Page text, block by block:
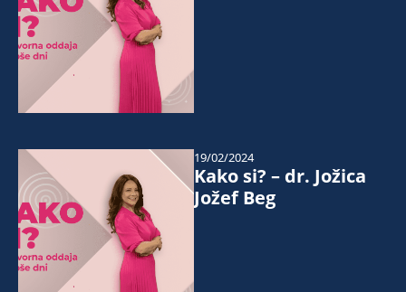
Kako si? – dr. Jožica
Jožef Beg
19/02/2024